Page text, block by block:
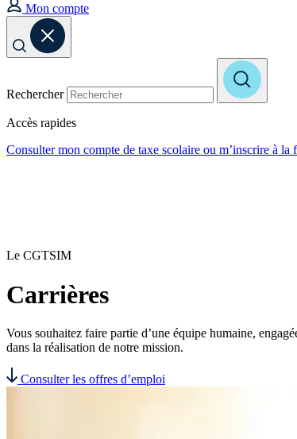
Mon compte
Rechercher
Accès rapides
Consulter mon compte de taxe scolaire ou m’inscrire à la
Le CGTSIM
Carrières
Vous souhaitez faire partie d’une équipe humaine,
dans la réalisation de notre mission.
Consulter les offres d’emploi